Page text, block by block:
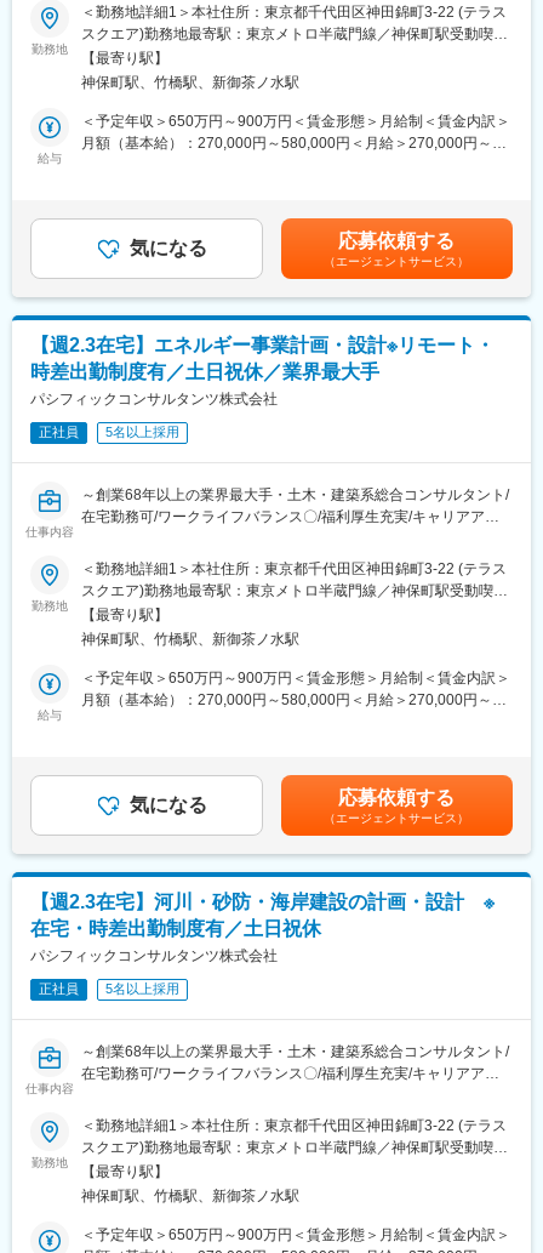
す。
（4）ワークライフバランス
毎週水曜日はノー残業デーです。同業他社にも働きかけを行い、
年に2回の業界一斉ノー残業デーも主導しています。
■企業魅力
国内外に貢献する業界シェアトップクラスの「技術・知識集団」
港、建築、福祉、情報、PFI、NPM、防災等の社会資本整備、維
持管理に、卓越した技術と柔軟な頭脳をもって応え、日本経済の
発展に伴い多くのプロジェクトに携わってきました。
変更の範囲：本文参照
■業務内容：
業界最大手・土木・建築系総合コンサルタントである当社にて、
港湾技術者として、開発計画から設計施工まで一貫して携わって
いただきます。
■業務詳細：
・開発・保全計画の策定
└ 臨海部の空間デザイン、港湾物流改善、海洋エネルギー活用、
立案および現場管理
・港湾・海洋構造物の維持管理
└ 劣化調査、健全度評価、補修・更新計画の策定
■働く環境：
（1）長期的に働き続けられる環境
働きがいを感じながら、能力を100％発揮し成果をあげることが
できるよう、多様な働き方の推進・定着を強化。
（2）在宅勤務可（週に2～3回程度）
在宅勤務、サテライトオフィスの他に、移動時間の有効活用を目
（3）時差出勤制度
オフィスへの出社、テレワークを問わず、時差出勤制度を取り入
れています。社員は、始業時刻を5:00～11:00の間で選択できま
す。
毎週水曜日はノー残業デーです。同業他社にも働きかけを行い、
年に2回の業界一斉ノー残業デーも主導しています。
であり、68年以上の歴史を有する土木・建築系総合コンサルタン
ト業界のリーディングカンパニー。
都市・地域計画、環境、道路、鉄道、河川、上下水道、港湾、空
港、建築、福祉、情報、PFI、NPM、防災等の社会資本整備、維
持管理に、卓越した技術と柔軟な頭脳をもって応え、日本経済の
発展に伴い多くのプロジェクトに携わってきました。
変更の範囲：本文参照
勤務地
＜勤務地詳細1＞本社住所：東京都千代田区神田錦町3-22 (テラス
スクエア)勤務地最寄駅：東京メトロ半蔵門線／神保町駅受動喫煙
対策：屋内全面禁煙＜勤務地詳細2＞全国事業所のいずれか住所：
47都道府県 受動喫煙対策：屋内全面禁煙変更の範囲：本文参照
【最寄り駅】
神保町駅、竹橋駅、新御茶ノ水駅
給与
＜予定年収＞650万円～900万円＜賃金形態＞月給制＜賃金内訳＞
月額（基本給）：270,000円～580,000円＜月給＞270,000円～
金額であり、選考を通じて上下する可能性があります。月給(月額)
は固定手当を含めた表記です。
気になる 応募依頼する
（エージェントサービス）
【週2.3在宅】エネルギー事業計画・設計※リモート・
時差出勤制度有／土日祝休／業界最大手
パシフィックコンサルタンツ株式会社
正社員 5名以上採用
仕事内容
～創業68年以上の業界最大手・土木・建築系総合コンサルタント/
在宅勤務可/ワークライフバランス〇/福利厚生充実/キャリアアッ
■業務内容：
建設プロジェクトの企画・立案・調査・計画・設計・施工管理な
ど、一連の技術サービスを提供する業界最大手・土木・建築系総
合コンサルタントである当社において、技術者として下記の事業
およびサービスにおける計画・設計をご担当いただきます。
■業務詳細：
治体新電力、VPP、熱源・電源システムの技術的検討、エネルギ
ー需要施設省エネ診断）など
※洋上風力発電プロジェクトに関わる計画・設計・施工監理・O＆
【（1）長期的に働き続けられる環境】「働きがいを感じながら、
能力を100％発揮し成果をあげる」ことができるよう、多様な働
き方の推進・定着を強化。
【在宅勤務可（週に2～3回程度）】在宅勤務、サテライトオフィ
スの他に、移動時間の有効活用を目的として、モバイルワークを
活用しています。
【（3）時差出勤制度】オフィスへの出社、テレワークを問わず、
時差出勤制度を取り入れています。社員は、始業時刻を5:00～
11:00の間で選択できます。
【（4）ワークライフバランス】毎週水曜日はノー残業デーです。
主導しています。
■企業魅力
国内外に貢献する業界シェアトップクラスの「技術・知識集団」
であり、68年以上の歴史を有する業界最大手・土木・建築系総合
都市・地域計画、環境、道路、鉄道、河川、上下水道、港湾、空
勤務地
＜勤務地詳細1＞本社住所：東京都千代田区神田錦町3-22 (テラス
スクエア)勤務地最寄駅：東京メトロ半蔵門線／神保町駅受動喫煙
対策：屋内全面禁煙＜勤務地詳細2＞全国事業所のいずれか住所：
47都道府県 受動喫煙対策：屋内全面禁煙変更の範囲：本文参照
【最寄り駅】
神保町駅、竹橋駅、新御茶ノ水駅
給与
＜予定年収＞650万円～900万円＜賃金形態＞月給制＜賃金内訳＞
月額（基本給）：270,000円～580,000円＜月給＞270,000円～
金額であり、選考を通じて上下する可能性があります。月給(月額)
は固定手当を含めた表記です。
気になる 応募依頼する
（エージェントサービス）
【週2.3在宅】河川・砂防・海岸建設の計画・設計 ※
在宅・時差出勤制度有／土日祝休
パシフィックコンサルタンツ株式会社
正社員 5名以上採用
仕事内容
～創業68年以上の業界最大手・土木・建築系総合コンサルタント/
在宅勤務可/ワークライフバランス〇/福利厚生充実/キャリアアッ
■業務内容：
業界最大手・土木・建築系総合コンサルタントである当社の港湾
技術者として、開発計画から設計施工まで一貫して携わっていた
だきます。
■業務詳細：
勤務地
＜勤務地詳細1＞本社住所：東京都千代田区神田錦町3-22 (テラス
スクエア)勤務地最寄駅：東京メトロ半蔵門線／神保町駅受動喫煙
対策：屋内全面禁煙＜勤務地詳細2＞全国事業所のいずれか住所：
47都道府県 受動喫煙対策：屋内全面禁煙変更の範囲：本文参照
【最寄り駅】
神保町駅、竹橋駅、新御茶ノ水駅
＜予定年収＞650万円～900万円＜賃金形態＞月給制＜賃金内訳＞